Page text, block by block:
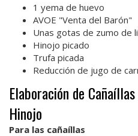
1 yema de huevo
AVOE "Venta del Barón"
Unas gotas de zumo de
Hinojo picado
Trufa picada
Reducción de jugo de
Elaboración de
Hinojo
Para las cañaíllas